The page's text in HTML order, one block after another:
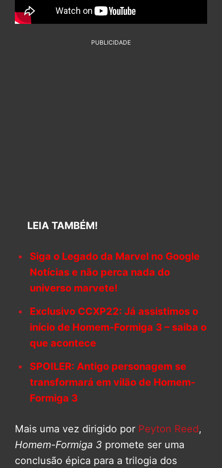
PUBLICIDADE
LEIA TAMBÉM!
Siga o Legado da Marvel no Google
Notícias e não perca nada do
universo marvete!
Exclusivo CCXP22: Já assistimos o
início de Homem-Formiga 3 – saiba o
que acontece
SPOILER: Antigo personagem se
transformará em vilão de Homem-
Formiga 3
Mais uma vez dirigido por Peyton Reed,
Homem-Formiga 3 promete ser uma
conclusão épica para a trilogia dos